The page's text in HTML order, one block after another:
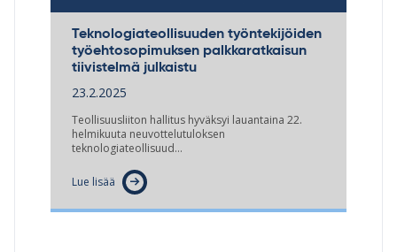
Teknologiateollisuuden työntekijöiden
työehtosopimuksen palkkaratkaisun
tiivistelmä julkaistu
23.2.2025
Teollisuusliiton hallitus hyväksyi lauantaina 22.
helmikuuta neuvottelutuloksen
teknologiateollisuud…
Lue lisää